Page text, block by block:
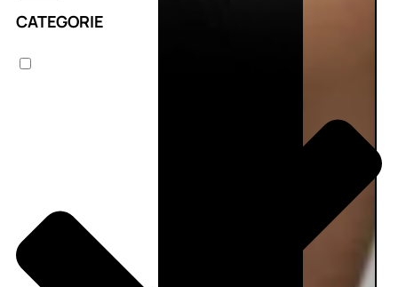
CATEGORIE